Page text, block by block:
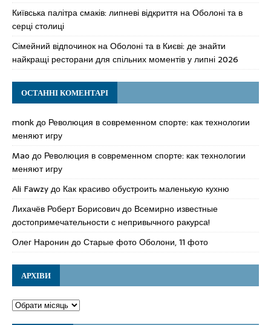
Київська палітра смаків: липневі відкриття на Оболоні та в
серці столиці
Сімейний відпочинок на Оболоні та в Києві: де знайти
найкращі ресторани для спільних моментів у липні 2026
ОСТАННІ КОМЕНТАРІ
monkдо Революция в современном спорте: как технологии
меняют игру
Mao до Революция в современном спорте: как технологии
меняют игру
Ali Fawzyдо Как красиво обустроить маленькую кухню
Лихачёв Роберт Борисовичдо Всемирно известные
достопримечательности с непривычного ракурса!
Олег Наронин доСтарые фото Оболони, 11 фото
АРХІВИ